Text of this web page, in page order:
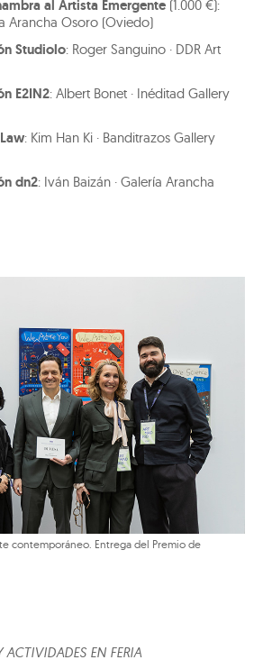
al Artista Emergente (1.000 €):
Arancha Osoro (Oviedo)
Studiolo: Roger Sanguino · DDR Art
E2IN2: Albert Bonet · Inéditad Gallery
: Kim Han Ki · Banditrazos Gallery
dn2: Iván Baizán · Galería Arancha
contemporáneo. Entrega del Premio de
ACTIVIDADES EN FERIA